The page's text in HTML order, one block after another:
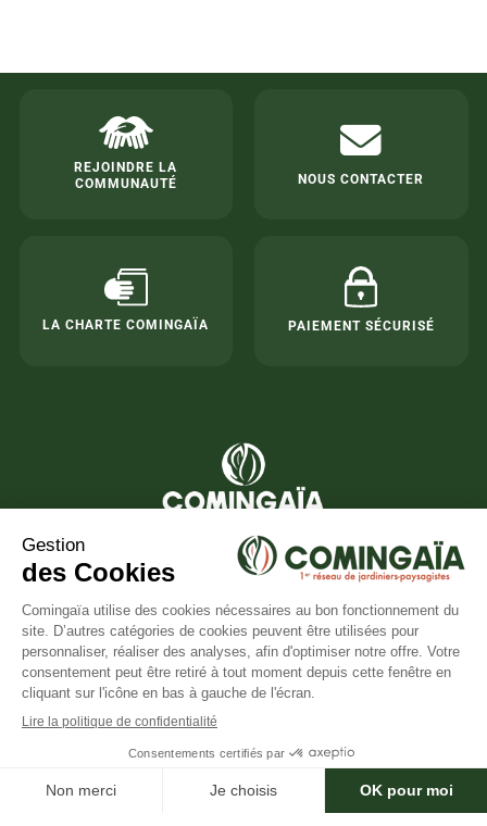
REJOINDRE LA
COMMUNAUTÉ
NOUS CONTACTER
LA CHARTE COMINGAÏA PAIEMENT SÉCURISÉ
Le réseau national de jardiniers de confiance
04 90 18 88 57
contact@comingaia.com
Services
Mentions Légales
Besoin d'aide ? ×